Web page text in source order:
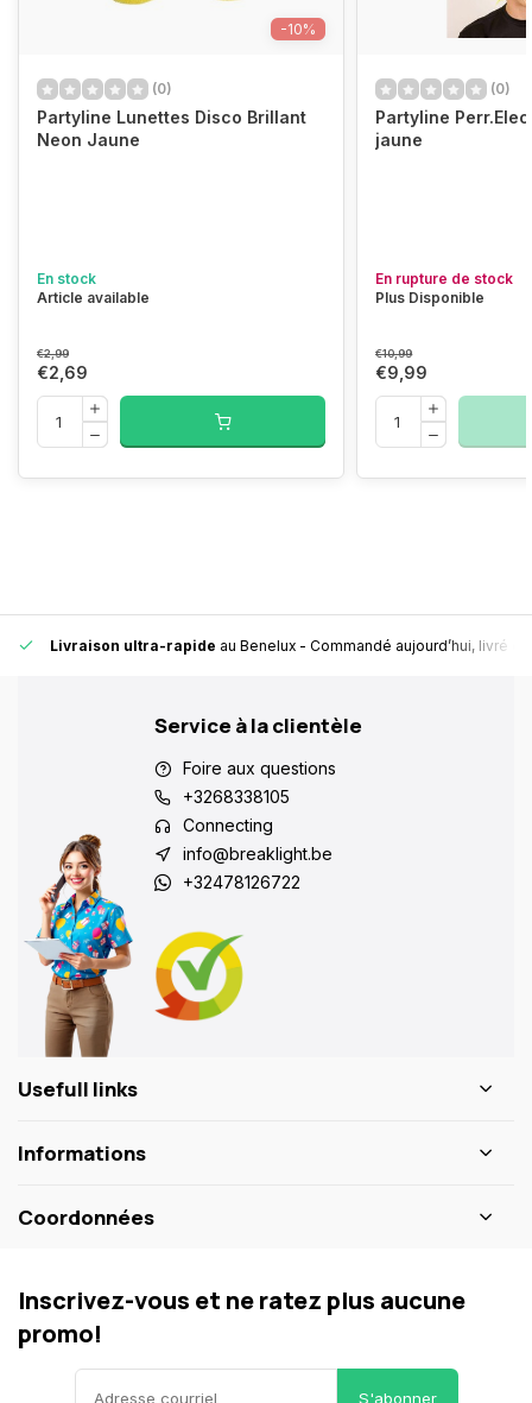
-10%
(0)
Partyline Lunettes Disco Brillant
Neon Jaune
En stock
Article available
€2,99
€2,69
(0)
Partyline
jaune
En rupture de stock
Plus Disponible
€10,99
€9,99
Livraison ultra-rapide au Benelux - Commandé aujourd’hui, livré
Service à la clientèle
Foire aux questions
+3268338105
Connecting
info@breaklight.be
+32478126722
Usefull links
Informations
Coordonnées
Inscrivez-vous et ne ratez plus aucune
promo!
S'abonner